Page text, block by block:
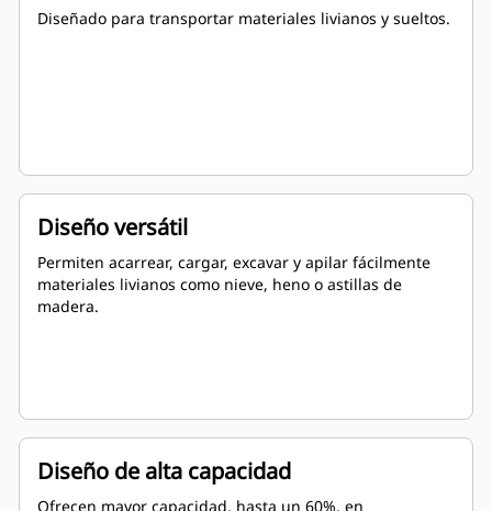
Diseñado para transportar materiales livianos y sueltos.
Diseño versátil
Permiten acarrear, cargar, excavar y apilar fácilmente
materiales livianos como nieve, heno o astillas de
madera.
Diseño de alta capacidad
Ofrecen mayor capacidad, hasta un 60%, en